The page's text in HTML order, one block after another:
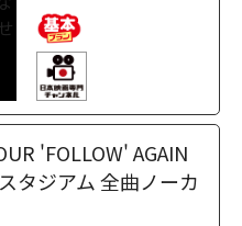
'FOLLOW' AGAIN
タジアム 全曲ノーカ